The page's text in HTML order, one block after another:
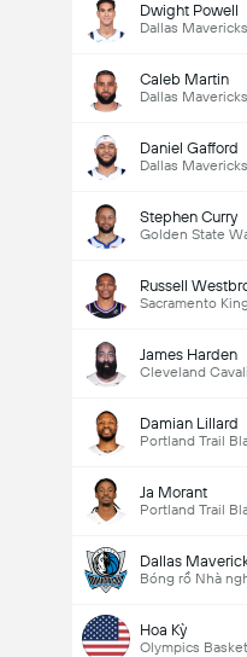
Dwight Powell
Dallas Mavericks
Caleb Martin
Dallas Mavericks
Daniel Gafford
Dallas Mavericks
Stephen Curry
Golden State
Russell
Sacramento
James Harden
Cleveland
Damian Lillard
Portland Trail
Ja Morant
Portland Trail
Dallas
Bóng rổ Nhà
Hoa Kỳ
Olympics